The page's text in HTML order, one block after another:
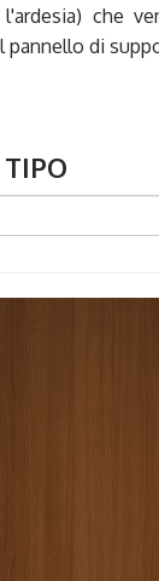
l'ardesia) che
pannello di